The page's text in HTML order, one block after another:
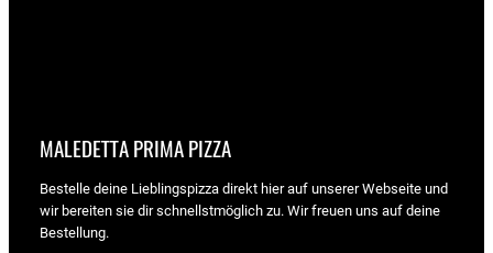
MALEDETTA PRIMA PIZZA
Bestelle deine Lieblingspizza direkt hier auf unserer Webseite und
wir bereiten sie dir schnellstmöglich zu. Wir freuen uns auf deine
Bestellung.